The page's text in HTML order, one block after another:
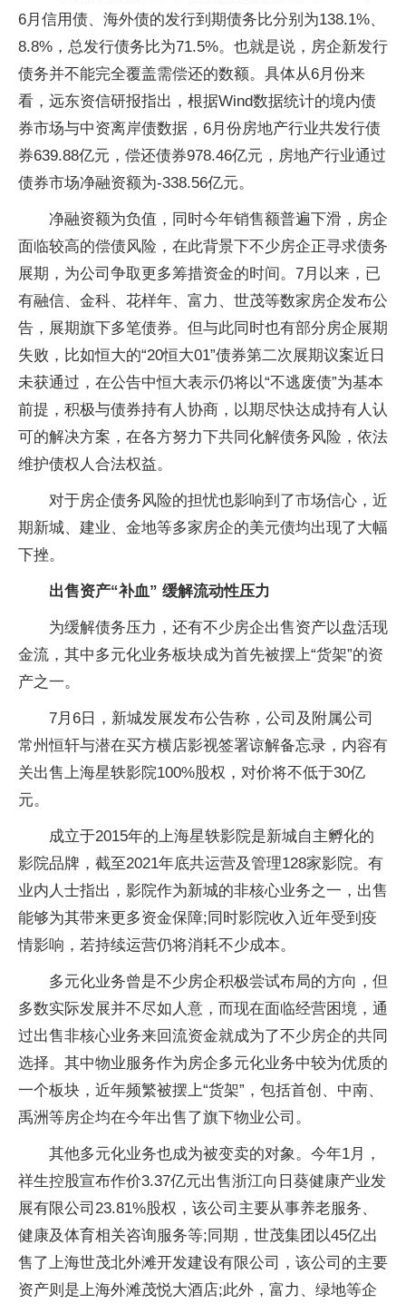
6月信用债、海外债的发行到期债务比分别为138.1%、
8.8%，总发行债务比为71.5%。也就是说，房企新发行
债务并不能完全覆盖需偿还的数额。具体从6月份来
看，远东资信研报指出，根据Wind数据统计的境内债
券市场与中资离岸债数据，6月份房地产行业共发行债
券639.88亿元，偿还债券978.46亿元，房地产行业通过
债券市场净融资额为-338.56亿元。
净融资额为负值，同时今年销售额普遍下滑，房企
面临较高的偿债风险，在此背景下不少房企正寻求债务
展期，为公司争取更多筹措资金的时间。7月以来，已
有融信、金科、花样年、富力、世茂等数家房企发布公
告，展期旗下多笔债券。但与此同时也有部分房企展期
失败，比如恒大的“20恒大01”债券第二次展期议案近日
未获通过，在公告中恒大表示仍将以“不逃废债”为基本
前提，积极与债券持有人协商，以期尽快达成持有人认
可的解决方案，在各方努力下共同化解债务风险，依法
维护债权人合法权益。
对于房企债务风险的担忧也影响到了市场信心，近
期新城、建业、金地等多家房企的美元债均出现了大幅
下挫。
出售资产“补血” 缓解流动性压力
为缓解债务压力，还有不少房企出售资产以盘活现
金流，其中多元化业务板块成为首先被摆上“货架”的资
产之一。
7月6日，新城发展发布公告称，公司及附属公司
常州恒轩与潜在买方横店影视签署谅解备忘录，内容有
关出售上海星轶影院100%股权，对价将不低于30亿
元。
成立于2015年的上海星轶影院是新城自主孵化的
影院品牌，截至2021年底共运营及管理128家影院。有
业内人士指出，影院作为新城的非核心业务之一，出售
能够为其带来更多资金保障;同时影院收入近年受到疫
情影响，若持续运营仍将消耗不少成本。
多元化业务曾是不少房企积极尝试布局的方向，但
多数实际发展并不尽如人意，而现在面临经营困境，通
过出售非核心业务来回流资金就成为了不少房企的共同
选择。其中物业服务作为房企多元化业务中较为优质的
一个板块，近年频繁被摆上“货架”，包括首创、中南、
禹洲等房企均在今年出售了旗下物业公司。
其他多元化业务也成为被变卖的对象。今年1月，
祥生控股宣布作价3.37亿元出售浙江向日葵健康产业发
展有限公司23.81%股权，该公司主要从事养老服务、
健康及体育相关咨询服务等;同期，世茂集团以45亿出
售了上海世茂北外滩开发建设有限公司，该公司的主要
资产则是上海外滩茂悦大酒店;此外，富力、绿地等企